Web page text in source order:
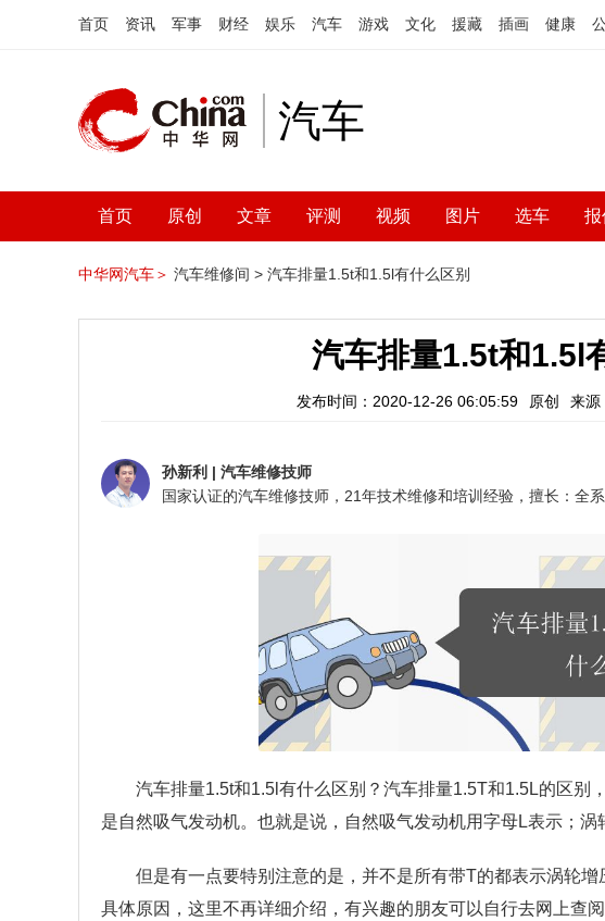
首页 资讯 军事 财经 娱乐 汽车 游戏 文化 援藏 插画 健康
汽车
首页 原创 文章 评测 视频 图片 选车 报
中华网汽车＞ 汽车维修间 > 汽车排量1.5t和1.5l有什么区别
汽车排量1.5t和1.5l
发布时间：2020-12-26 06:05:59 原创 来源
孙新利 | 汽车维修技师
汽车排量1.5t和1.5l有什么区别？ 汽车排量1.5T和1.5L的区别
是自然吸气发动机。也就是说，自然吸气发动机用字母L表示；涡
但是有一点要特别注意的是，并不是所有带T的都表示涡轮
具体原因，这里不再详细介绍，有兴趣的朋友可以自行去网上查阅